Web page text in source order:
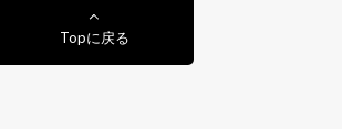
Topに戻る